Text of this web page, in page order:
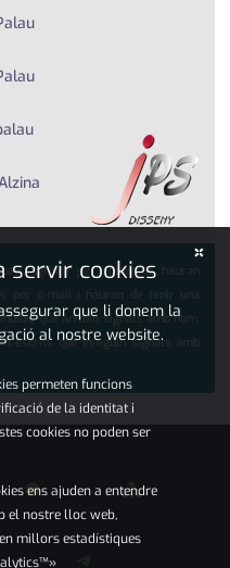
agraïm per endavant, hauran
per e-mail i hauran de tenir una
que arribin signats amb nom,
escrits que estiguin signats amb
×
servir cookies
que li donem la
al nostre website.
permeten funcions
de la identitat i
cookies no poden ser
ens ajuden a entendre
el nostre lloc web,
millors estadístiques